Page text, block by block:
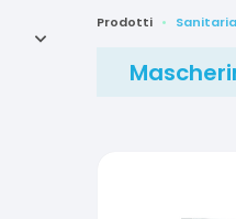
Prodotti Sanitaria